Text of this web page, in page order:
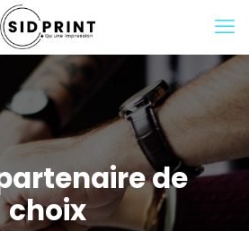
de
choix